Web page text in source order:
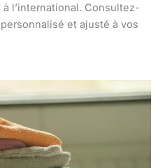
l’international. Consultez-
et ajusté à vos